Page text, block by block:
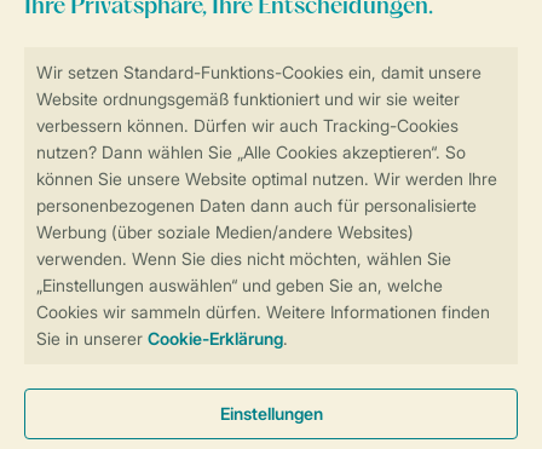
Sicherstellung Deiner Privatsphäre
Sicher und schnell zur Online-Buchung
Sichere Datenübertragung
Sicheres Bezahlen